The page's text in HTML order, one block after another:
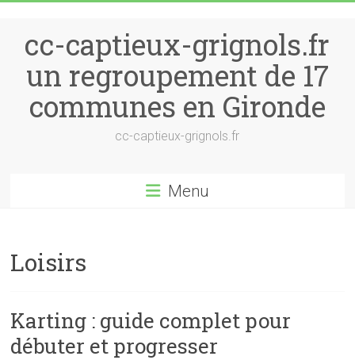
cc-captieux-grignols.fr
un regroupement de 17
communes en Gironde
cc-captieux-grignols.fr
Menu
Loisirs
Karting : guide complet pour
débuter et progresser